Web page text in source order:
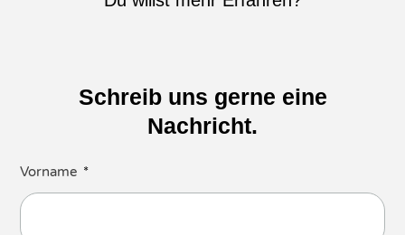
Schreib uns gerne eine
Nachricht.
Vorname